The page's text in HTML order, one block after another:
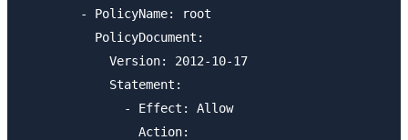
        - PolicyName: root
          PolicyDocument:
            Version: 2012-10-17
            Statement:
              - Effect: Allow
                Action: